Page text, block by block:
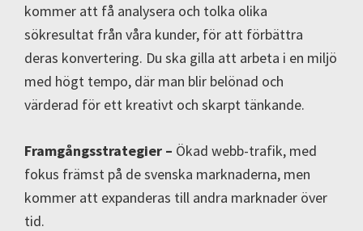
kommer att få analysera och tolka olika
sökresultat från våra kunder, för att förbättra
deras konvertering. Du ska gilla att arbeta i en miljö
med högt tempo, där man blir belönad och
värderad för ett kreativt och skarpt tänkande.
Framgångsstrategier – Ökad webb-trafik, med
fokus främst på de svenska marknaderna, men
kommer att expanderas till andra marknader över
tid.